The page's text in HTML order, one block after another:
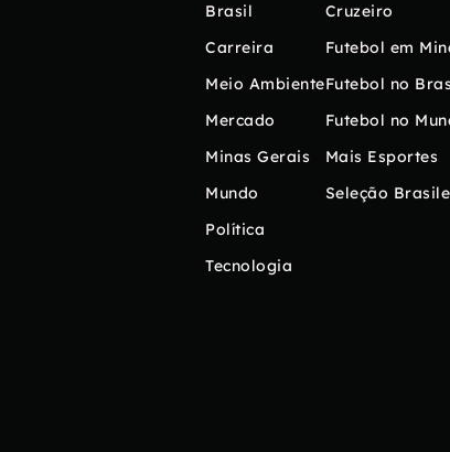
Brasil
Carreira
Meio Ambiente
Mercado
Minas Gerais
Mundo
Política
Tecnologia
Cruzeiro
Futebol em
Futebol no
Futebol no
Mais Esportes
Seleção